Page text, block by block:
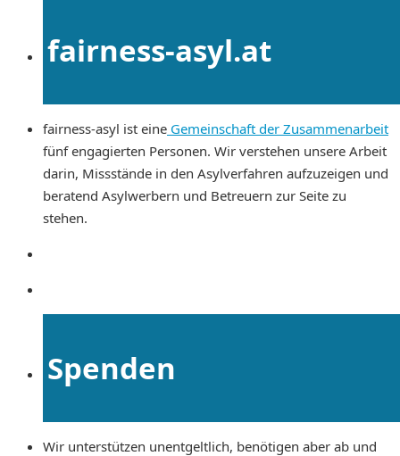
fairness-asyl.at
fairness-asyl ist eine Gemeinschaft der Zusammenarbeit
fünf engagierten Personen. Wir verstehen unsere Arbeit
darin, Missstände in den Asylverfahren aufzuzeigen und
beratend Asylwerbern und Betreuern zur Seite zu
stehen.
Spenden
Wir unterstützen unentgeltlich, benötigen aber ab und